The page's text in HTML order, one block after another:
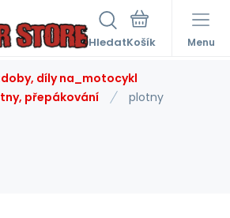
Hledat Menu
díly na_motocykl
přepákování
plotny